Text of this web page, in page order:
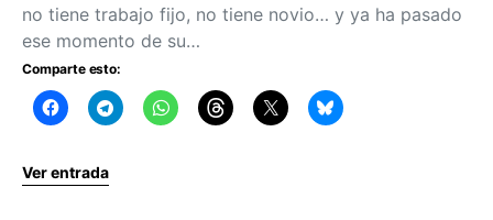
no tiene trabajo fijo, no tiene novio… y ya ha pasado
ese momento de su…
Comparte esto:
Ver entrada